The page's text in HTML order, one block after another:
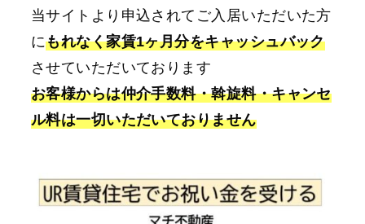
当サイトより申込されてご入居いただいた方
にもれなく家賃1ヶ月分をキャッシュバック
させていただいております
お客様からは仲介手数料・斡旋料・キャンセ
ル料は一切いただいておりません